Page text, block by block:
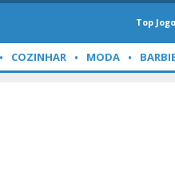
Top
COZINHAR MODA